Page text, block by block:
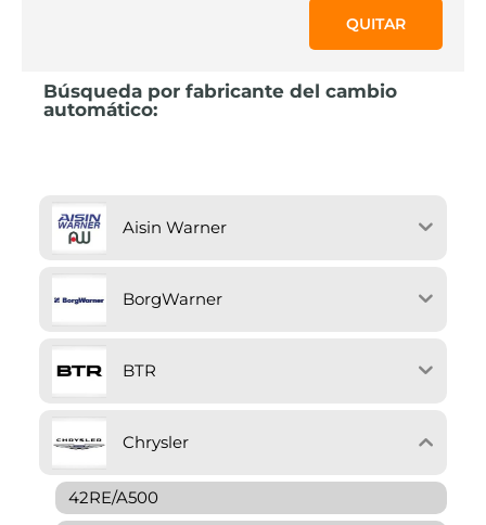
QUITAR
Búsqueda por fabricante del cambio
automático:
Aisin Warner
BorgWarner
BTR
Chrysler
42RE/A500